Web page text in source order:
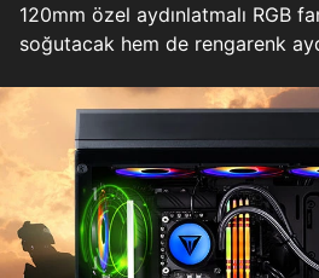
120mm özel aydınlatmalı RGB
soğutacak hem de rengarenk